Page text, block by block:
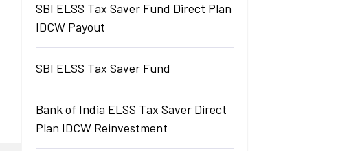
SBI ELSS Tax Saver Fund Direct Plan
IDCW Payout
SBI ELSS Tax Saver Fund
Bank of India ELSS Tax Saver Direct
Plan IDCW Reinvestment